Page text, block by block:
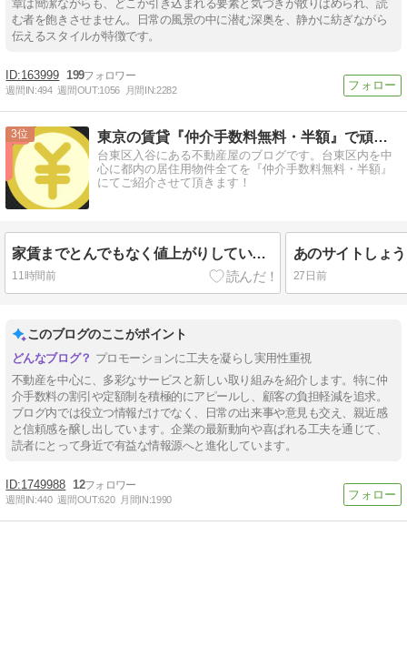
章は簡潔ながらも、どこか引き込まれる要素と気づきが散りばめられ、読
む者を飽きさせません。日常の風景の中に潜む深奥を、静かに紡ぎながら
伝えるスタイルが特徴です。
163999 199
週間IN:494 週間OUT:1056 月間IN:2282
3 東京の賃貸『仲介手数料無料・半額』で頑張る不動産屋さん
台東区入谷にある不動産屋のブログです。台東区内を中
心に都内の居住用物件全てを『仲介手数料無料・半額』
にてご紹介させて頂きます！
家賃までとんでもなく値上がりしていますね．．．
11時間前 27日前
このブログのここがポイント
プロモーションに工夫を凝らし実用性重視
不動産を中心に、多彩なサービスと新しい取り組みを紹介します。特に仲
介手数料の割引や定額制を積極的にアピールし、顧客の負担軽減を追求。
ブログ内では役立つ情報だけでなく、日常の出来事や意見も交え、親近感
と信頼感を醸し出しています。企業の最新動向や喜ばれる工夫を通じて、
読者にとって身近で有益な情報源へと進化しています。
1749988 12
週間IN:440 週間OUT:620 月間IN:1990